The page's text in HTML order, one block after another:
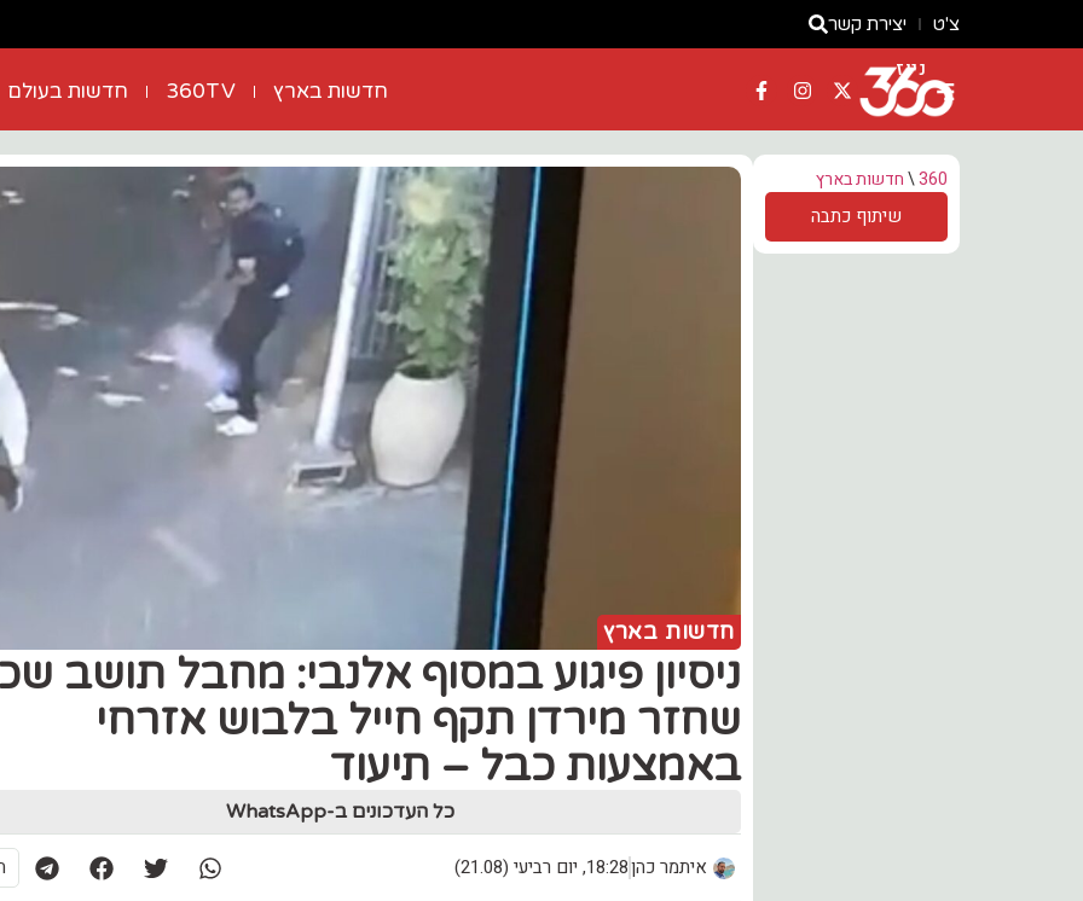
צ'ט יצירת קשר
ניוז
חדשות בארץ 360TV חדשות בעולם
360
\חדשות בארץ
שיתוף כתבה
חדשות בארץ
ניסיון פיגוע במסוף אלנבי: מחבל תושב
שחזר מירדן תקף חייל בלבוש אזרחי
באמצעות כבל – תיעוד
כל העדכונים ב-WhatsApp
איתמר כהן18:28, יום רביעי (21.08)